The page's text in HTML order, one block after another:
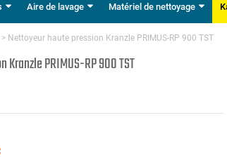
Aire de lavage Matériel de nettoyage
> Nettoyeur haute pression Kranzle PRIMUS-RP 900 TST
PRIMUS-RP 900 TST